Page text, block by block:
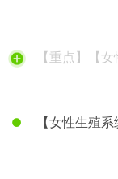
【重点】【
【女性生殖